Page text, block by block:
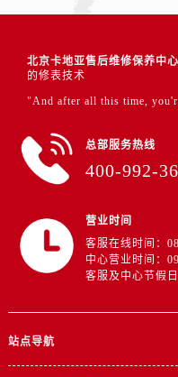
北京卡地亚售后维修保养中
的修表技术
"And after all this time,
总部服务热线
400-992-
营业时间
客服在线时间：
中心营业时间：
客服及中心节假
站点导航